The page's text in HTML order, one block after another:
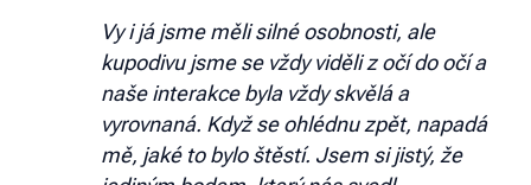
Vy i já jsme měli silné osobnosti, ale
kupodivu jsme se vždy viděli z očí do očí a
naše interakce byla vždy skvělá a
vyrovnaná. Když se ohlédnu zpět, napadá
mě, jaké to bylo štěstí. Jsem si jistý, že